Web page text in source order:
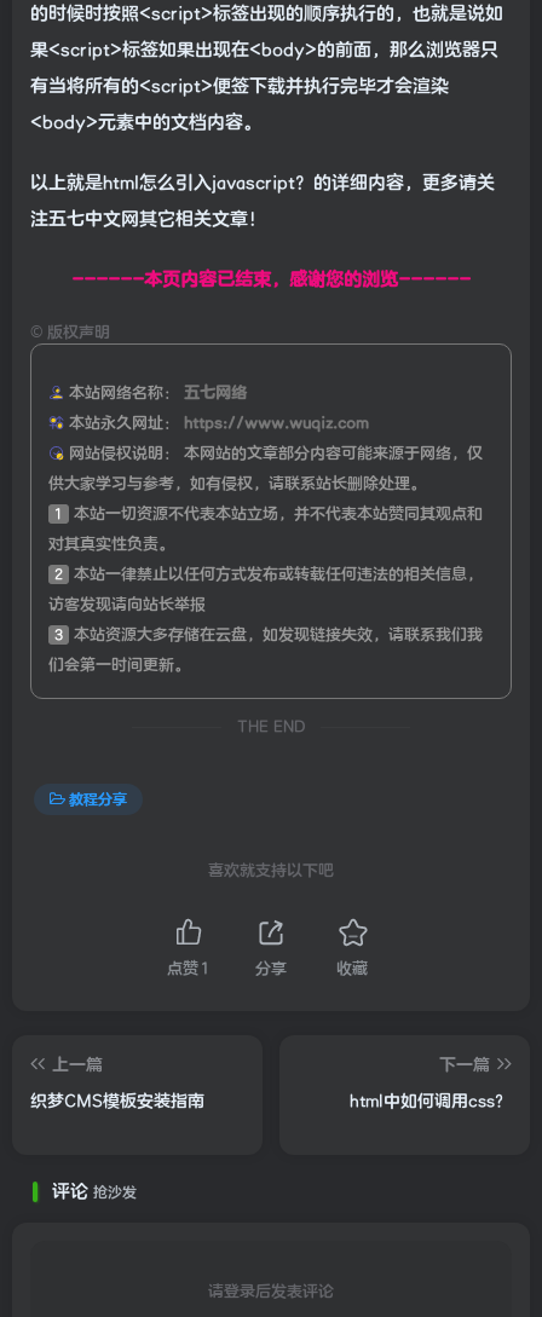
的时候时按照<script>标签出现的顺序执行的，也就是说如
果<script>标签如果出现在<body>的前面，那么浏览器只
有当将所有的<script>便签下载并执行完毕才会渲染
<body>元素中的文档内容。
以上就是html怎么引入javascript？的详细内容，更多请关
注五七中文网其它相关文章！
------本页内容已结束，感谢您的浏览------
© 版权声明
本站网络名称：
五七网络
本站永久网址：
https://www.wuqiz.com
网站侵权说明：
本网站的文章部分内容可能来源于网络，仅
供大家学习与参考，如有侵权，请联系站长删除处理。
1
本站一切资源不代表本站立场，并不代表本站赞同其观点和
对其真实性负责。
2
本站一律禁止以任何方式发布或转载任何违法的相关信息，
访客发现请向站长举报
3
本站资源大多存储在云盘，如发现链接失效，请联系我们我
们会第一时间更新。
THE END
教程分享
喜欢就支持以下吧
点赞 1 分享 收藏
上一篇
织梦CMS模板安装指南
下一篇
html中如何调用css？
评论 抢沙发
请登录后发表评论